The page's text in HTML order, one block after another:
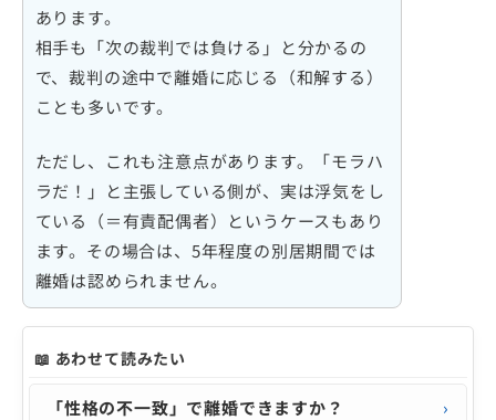
あります。
相手も「次の裁判では負ける」と分かるの
で、裁判の途中で離婚に応じる（和解する）
ことも多いです。
ただし、これも注意点があります。「モラハ
ラだ！」と主張している側が、実は浮気をし
ている（＝有責配偶者）というケースもあり
ます。その場合は、5年程度の別居期間では
離婚は認められません。
📖 あわせて読みたい
「性格の不一致」で離婚できますか？